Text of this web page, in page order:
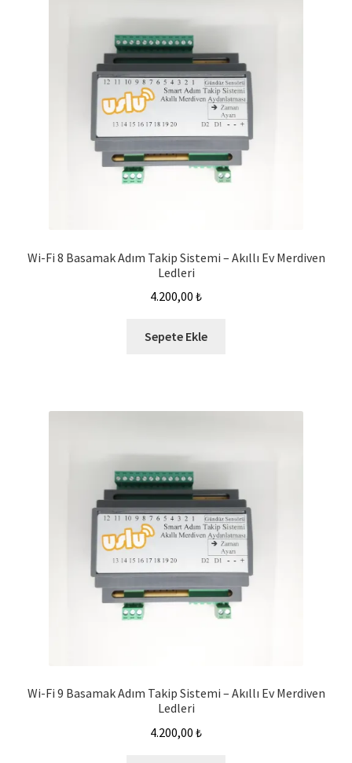
Wi-Fi 8 Basamak Adım Takip Sistemi – Akıllı Ev Merdiven
Ledleri
4.200,00 ₺
Sepete Ekle
Wi-Fi 9 Basamak Adım Takip Sistemi – Akıllı Ev Merdiven
Ledleri
4.200,00 ₺